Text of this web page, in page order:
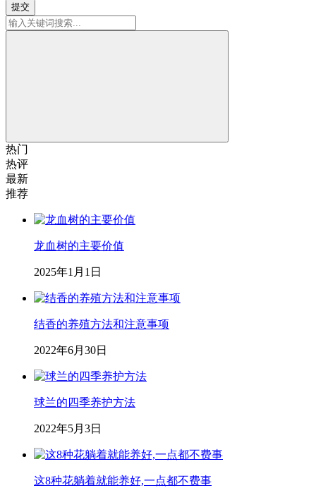
提交
热门
热评
最新
推荐
龙血树的主要价值
2025年1月1日
结香的养殖方法和注意事项
2022年6月30日
球兰的四季养护方法
2022年5月3日
这8种花躺着就能养好,一点都不费事